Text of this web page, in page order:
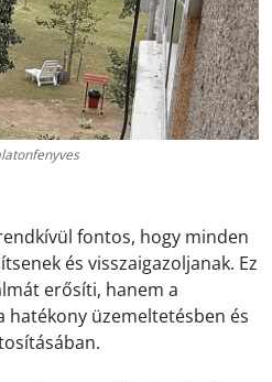
fontos, hogy minden
és visszaigazoljanak. Ez
erősíti, hanem a
hatékony üzemeltetésben és